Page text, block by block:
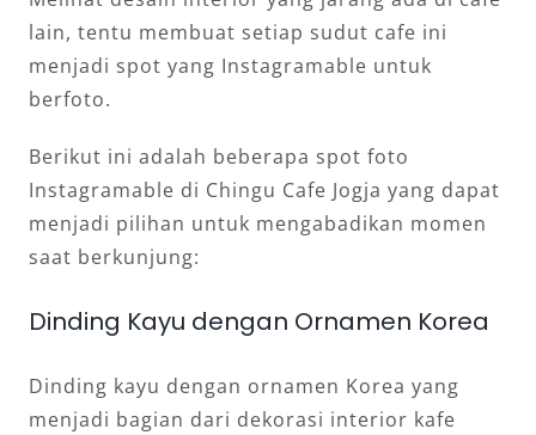
lain, tentu membuat setiap sudut cafe ini
menjadi spot yang Instagramable untuk
berfoto.
Berikut ini adalah beberapa spot foto
Instagramable di Chingu Cafe Jogja yang dapat
menjadi pilihan untuk mengabadikan momen
saat berkunjung:
Dinding Kayu dengan Ornamen Korea
Dinding kayu dengan ornamen Korea yang
menjadi bagian dari dekorasi interior kafe